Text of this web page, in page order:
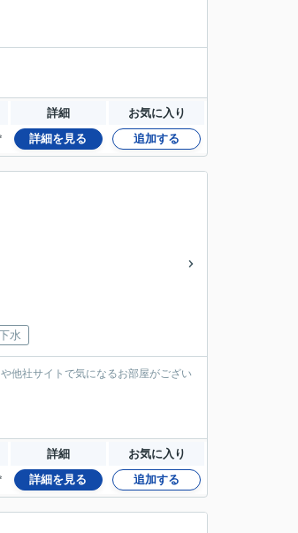
詳細 お気に入り
詳細を見る 追加する
水
他社サイトで気になるお部屋がござい
詳細 お気に入り
詳細を見る 追加する